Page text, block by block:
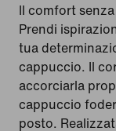
Il comfort
Prendi
tua
cappuccio. Il
accorciarla
cappuccio
posto.